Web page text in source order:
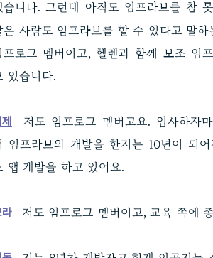
습니다. 그런데 아직도 임프라브를 참
은 사람도 임프라브를 할 수 있다고 말하
프로그 멤버이고, 헬렌과 함께 보조 임
있습니다.
저도 임프로그 멤버고요. 입사하자
임프라브와 개발을 한지는 10년이 되어
앱 개발을 하고 있어요.
저도 임프로그 멤버이고, 교육 쪽에